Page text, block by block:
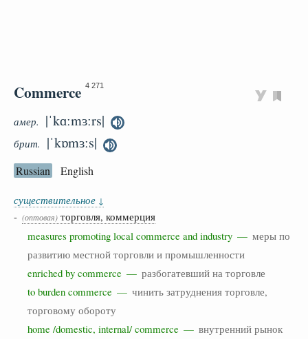
Commerce 4 271
амер. |ˈkɑːmɜːrs|
брит. |ˈkɒmɜːs|
Russian English
существительное ↓
- (оптовая) торговля, коммерция
measures promoting local commerce and industry — меры по
развитию местной торговли и промышленности
enriched by commerce — разбогатевший на торговле
to burden commerce — чинить затруднения торговле,
торговому обороту
home /domestic, internal/ commerce — внутренний рынок